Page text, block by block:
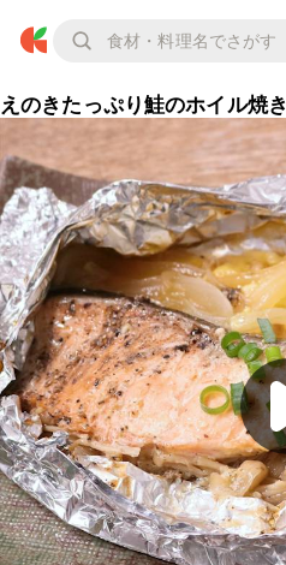
えのきたっぷり鮭のホイル焼き